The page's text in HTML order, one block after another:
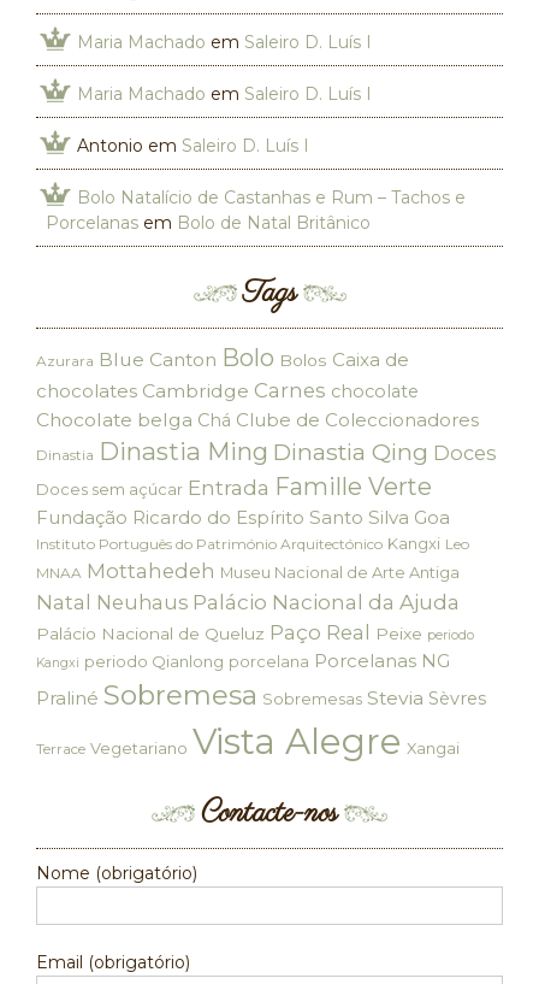
Maria Machado em Saleiro D. Luís I
Maria Machado em Saleiro D. Luís I
Antonio em Saleiro D. Luís I
Bolo Natalício de Castanhas e Rum – Tachos e
Porcelanas em Bolo de Natal Britânico
Tags
Azurara Blue Canton Bolo Bolos Caixa de
chocolates Cambridge Carnes chocolate
Chocolate belga Chá Clube de Coleccionadores
Dinastia Dinastia Ming Dinastia Qing Doces
Doces sem açúcar Entrada Famille Verte
Fundação Ricardo do Espírito Santo Silva Goa
Instituto Português do Património Arquitectónico Kangxi Leo
MNAA Mottahedeh Museu Nacional de Arte Antiga
Natal Neuhaus Palácio Nacional da Ajuda
Palácio Nacional de Queluz Paço Real Peixe periodo
Kangxi periodo Qianlong porcelana Porcelanas NG
Praliné Sobremesa Sobremesas Stevia Sèvres
Terrace Vegetariano Vista Alegre Xangai
Contacte-nos
Nome (obrigatório)
Email (obrigatório)